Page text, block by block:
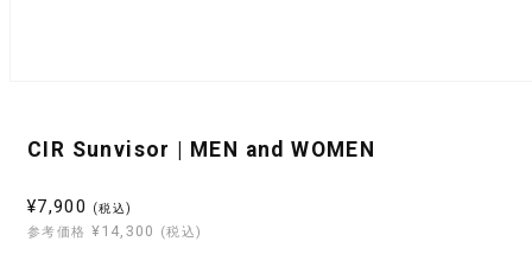
CIR Sunvisor | MEN and WOMEN
セ
ー
¥7,900 (税込)
参考価格 ¥14,300 (税込)